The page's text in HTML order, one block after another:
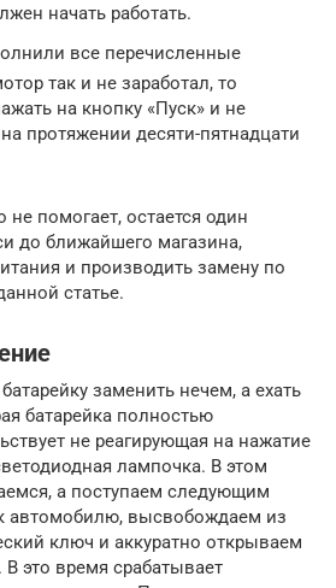
начать работать.
все перечисленные
так и не заработал, то
на кнопку «Пуск» и не
протяжении десяти-пятнадцати
не помогает, остается один
до ближайшего магазина,
и производить замену по
статье.
заменить нечем, а ехать
батарейка полностью
не реагирующая на нажатие
лампочка. В этом
а поступаем следующим
автомобилю, высвобождаем из
ключ и аккуратно открываем
это время срабатывает